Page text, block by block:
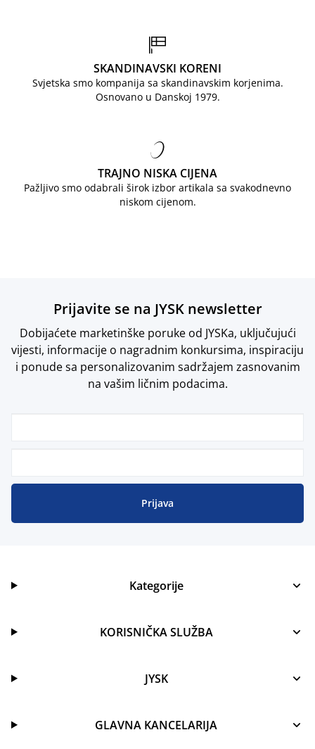
SKANDINAVSKI KORENI
Svjetska smo kompanija sa skandinavskim korjenima.
Osnovano u Danskoj 1979.
TRAJNO NISKA CIJENA
Pažljivo smo odabrali širok izbor artikala sa svakodnevno
niskom cijenom.
Prijavite se na JYSK newsletter
Dobijaćete marketinške poruke od JYSKa, uključujući
vijesti, informacije o nagradnim konkursima, inspiraciju
i ponude sa personalizovanim sadržajem zasnovanim
na vašim ličnim podacima.
Prijava
Kategorije
KORISNIČKA SLUŽBA
JYSK
GLAVNA KANCELARIJA